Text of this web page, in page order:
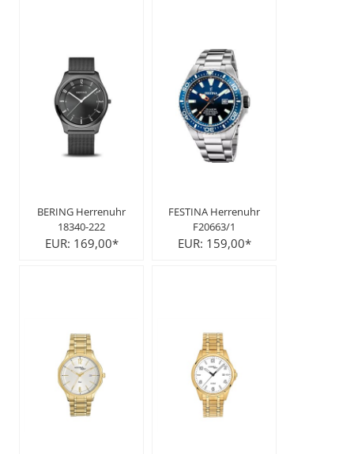
BERING Herrenuhr
18340-222
EUR: 169,00*
FESTINA Herrenuhr
F20663/1
EUR: 159,00*